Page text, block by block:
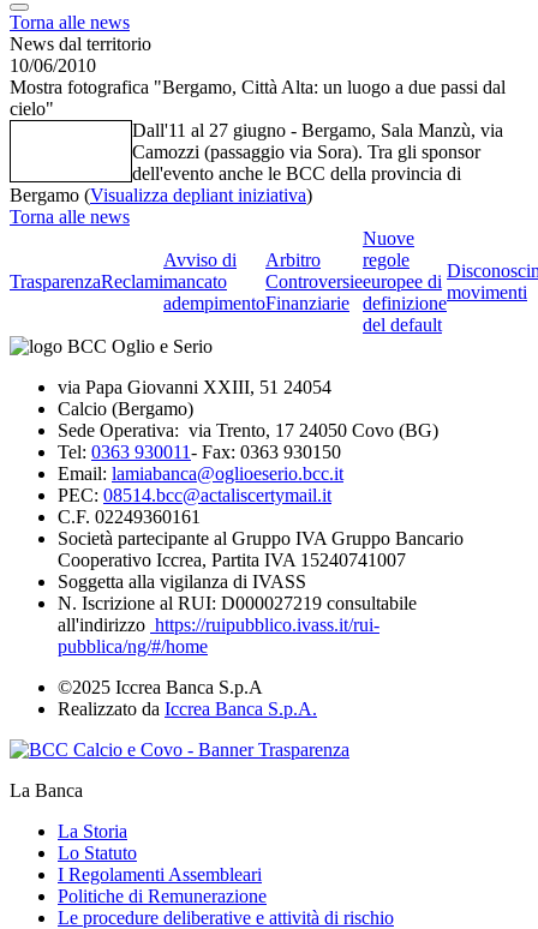
Torna alle news
News dal territorio
10/06/2010
Mostra fotografica "Bergamo, Città Alta: un luogo a due passi dal
cielo"
Dall'11 al 27 giugno - Bergamo, Sala Manzù, via
Camozzi (passaggio via Sora). Tra gli sponsor
dell'evento anche le BCC della provincia di
Bergamo (Visualizza depliant iniziativa)
Torna alle news
TrasparenzaReclami
Avviso di
mancato
adempimento
Arbitro
Controversie
Finanziarie
Nuove
regole
europee di
definizione
del default
movimenti
via Papa Giovanni XXIII, 51 24054
Calcio (Bergamo)
Sede Operativa: via Trento, 17 24050 Covo (BG)
Tel: 0363 930011- Fax: 0363 930150
Email: lamiabanca@oglioeserio.bcc.it
PEC: 08514.bcc@actaliscertymail.it
C.F. 02249360161
Società partecipante al Gruppo IVA Gruppo Bancario
Cooperativo Iccrea, Partita IVA 15240741007
Soggetta alla vigilanza di IVASS
N. Iscrizione al RUI: D000027219 consultabile
all'indirizzo https://ruipubblico.ivass.it/rui-
pubblica/ng/#/home
©2025 Iccrea Banca S.p.A
Realizzato da Iccrea Banca S.p.A.
La Banca
La Storia
Lo Statuto
I Regolamenti Assembleari
Politiche di Remunerazione
Le procedure deliberative e attività di rischio